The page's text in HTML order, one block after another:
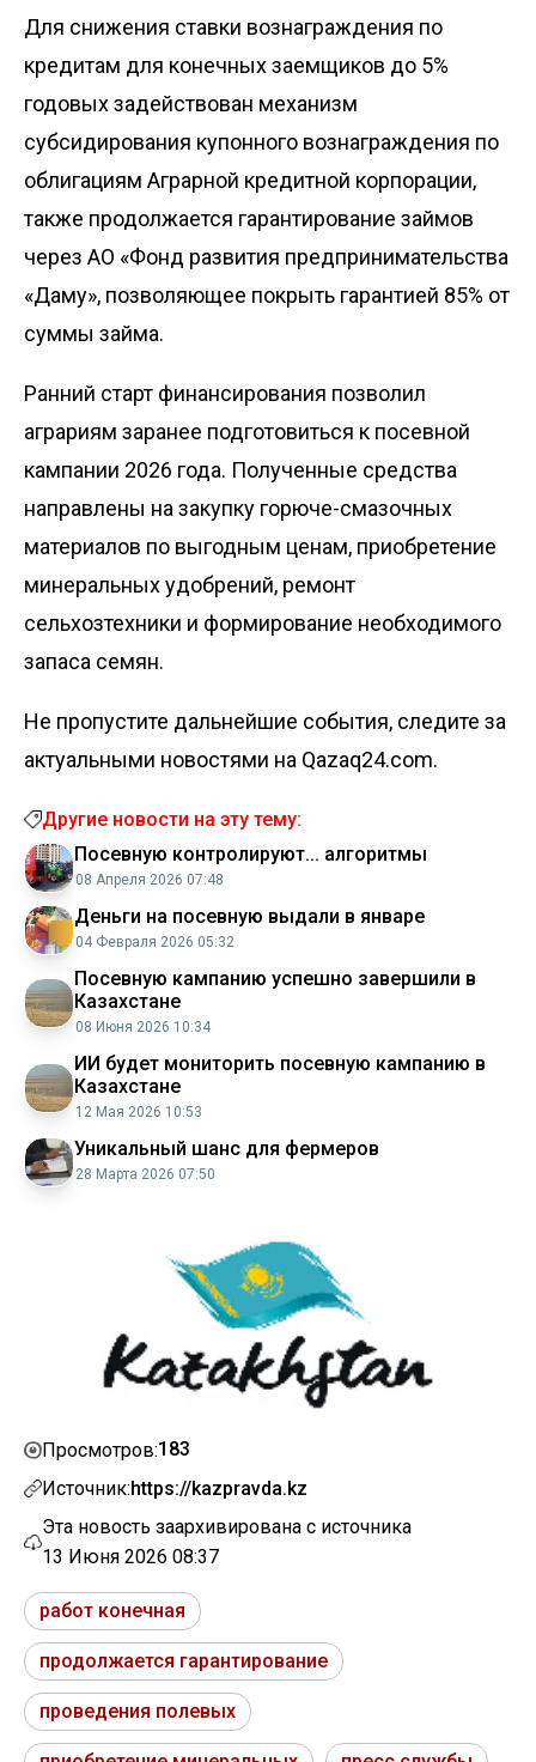
Для снижения ставки вознаграждения по
кредитам для конечных заемщиков до 5%
годовых задействован механизм
субсидирования купонного вознаграждения по
облигациям Аграрной кредитной корпорации,
также продолжается гарантирование займов
через АО «Фонд развития предпринимательства
«Даму», позволяющее покрыть гарантией 85% от
суммы займа.
Ранний старт финансирования позволил
аграриям заранее подготовиться к посевной
кампании 2026 года. Полученные средства
направлены на закупку горюче-смазочных
материалов по выгодным ценам, приобретение
минеральных удобрений, ремонт
сельхозтехники и формирование необходимого
запаса семян.
Не пропустите дальнейшие события, следите за
актуальными новостями на Qazaq24.com.
Другие новости на эту тему:
Посевную контролируют... алгоритмы
08 Апреля 2026 07:48
Деньги на посевную выдали в январе
04 Февраля 2026 05:32
Посевную кампанию успешно завершили в
Казахстане
08 Июня 2026 10:34
ИИ будет мониторить посевную кампанию в
Казахстане
12 Мая 2026 10:53
Уникальный шанс для фермеров
28 Марта 2026 07:50
Просмотров:183
Источник:https://kazpravda.kz
Эта новость заархивирована с источника
13 Июня 2026 08:37
работ конечная
продолжается гарантирование
проведения полевых